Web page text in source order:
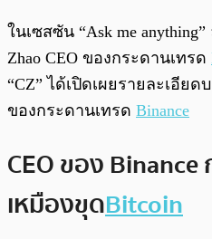
พร้อมเล่น
ในเซสซัน “Ask me
Zhao CEO ของกระดานเทรด
“CZ” ได้เปิดเผยรายละเอียด
ของกระดานเทรด Binance
CEO ของ Binance
เหมืองขุดBitcoin